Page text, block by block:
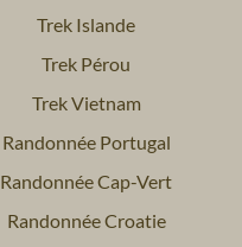
Trek Islande
Trek Pérou
Trek Vietnam
Randonnée Portugal
Randonnée Cap-Vert
Randonnée Croatie